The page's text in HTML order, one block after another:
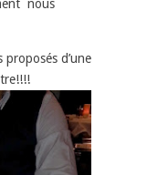
nous
proposés d’une